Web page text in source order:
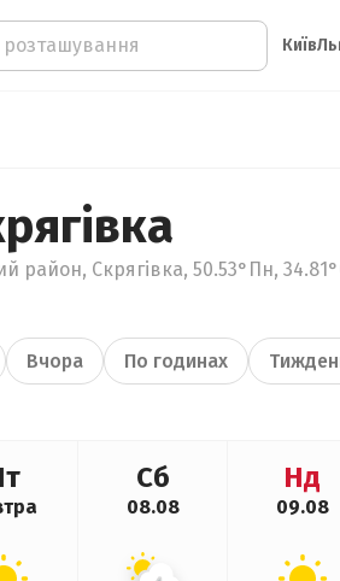
Київ
район, Скрягівка, 50.53°Пн,
Вчора По годинах
Сб
08.08
Нд
09.08